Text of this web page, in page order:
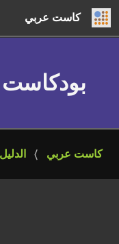
كاست عربي
كاست عربي الدليل